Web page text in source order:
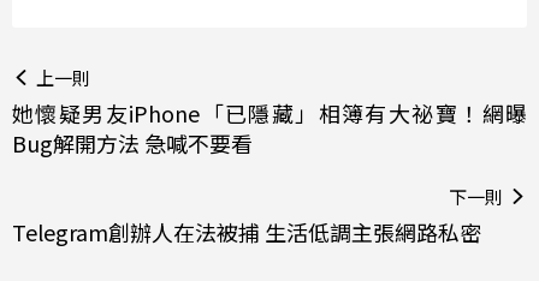
上一則
她懷疑男友iPhone「已隱藏」相簿有大祕寶！網曝
Bug解開方法 急喊不要看
下一則
Telegram創辦人在法被捕 生活低調主張網路私密